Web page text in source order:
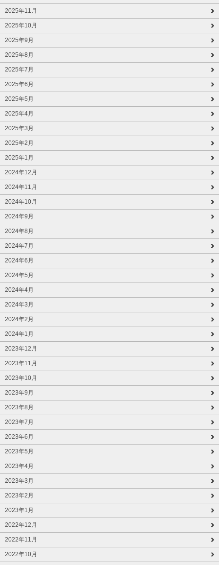
2025年11月
2025年10月
2025年9月
2025年8月
2025年7月
2025年6月
2025年5月
2025年4月
2025年3月
2025年2月
2025年1月
2024年12月
2024年11月
2024年10月
2024年9月
2024年8月
2024年7月
2024年6月
2024年5月
2024年4月
2024年3月
2024年2月
2024年1月
2023年12月
2023年11月
2023年10月
2023年9月
2023年8月
2023年7月
2023年6月
2023年5月
2023年4月
2023年3月
2023年2月
2023年1月
2022年12月
2022年11月
2022年10月